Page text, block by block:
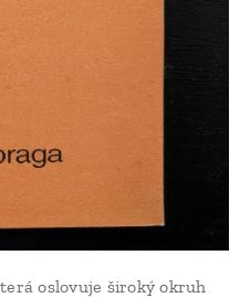
oslovuje široký okruh